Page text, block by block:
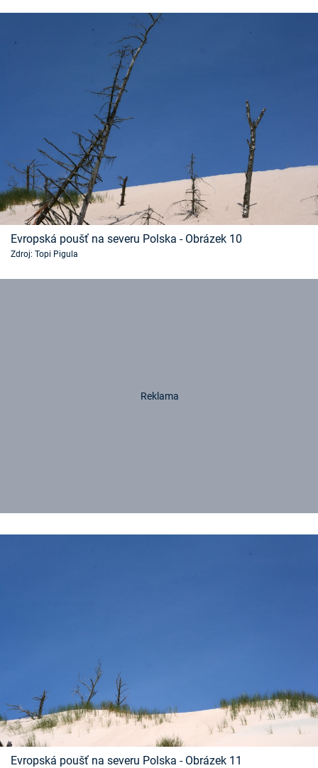
Evropská poušť na severu Polska - Obrázek 10
Zdroj: Topi Pigula
Evropská poušť na severu Polska - Obrázek 11